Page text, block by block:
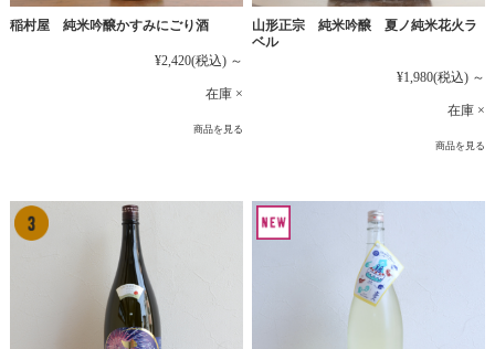
稲村屋 純米吟醸かすみにごり酒
¥2,420(税込) ～
在庫 ×
商品を見る
山形正宗 純米吟醸 夏ノ純米花火ラ
ベル
¥1,980(税込) ～
在庫 ×
商品を見る